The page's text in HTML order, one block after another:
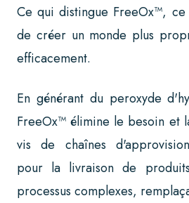
Ce qui distingue FreeOx™, ce
de créer un monde plus
efficacement.
En générant du peroxyde
FreeOx™ élimine le besoin et
vis de chaînes
pour la livraison de
processus complexes,